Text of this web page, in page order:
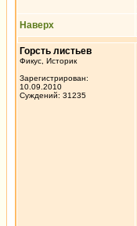
Наверх
Горсть листьев
Фикус, Историк
Зарегистрирован:
10.09.2010
Суждений: 31235